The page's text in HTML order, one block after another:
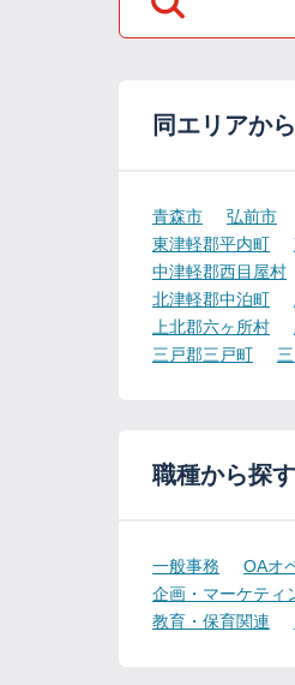
同エリアか
青森市 弘前市
東津軽郡平内町
中津軽郡西目屋村
北津軽郡中泊町
上北郡六ヶ所村
三戸郡三戸町
職種から探す
一般事務 OAオ
企画・マーケティ
教育・保育関連